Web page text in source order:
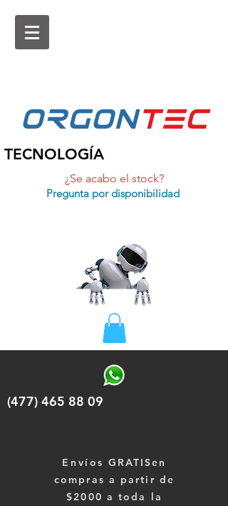
ORGONtEc
TECNOLOGÍA
¿Se acabo el stock?
Pregunta por disponibilidad
(477) 465 88 09
Envíos GRATISen
compras a partir de
$2000 a toda la